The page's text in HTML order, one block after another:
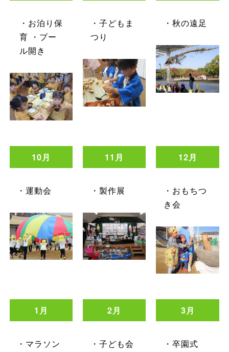
・お泊り保
育 ・プー
ル開き
・子どもま
つり
・秋の遠足
10月
・運動会
11月
・製作展
12月
・おもちつ
き会
1月
・マラソン
2月
・子ども会
3月
・卒園式